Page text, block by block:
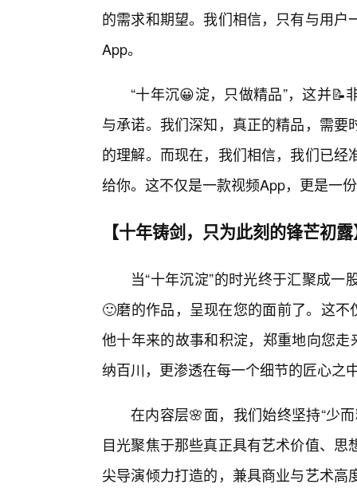
的需求和期望。我们相信，只有与用
App。
“十年沉😀淀，只做精品”，这并
与承诺。我们深知，真正的精品，需
的理解。而现在，我们相信，我们已
给你。这不仅是一款视频App，更是一
【十年铸剑，只为此刻的锋芒初
当“十年沉淀”的时光终于汇聚成
🙂磨的作品，呈现在您的面前了。这
他十年来的故事和积淀，郑重地向您
纳百川，更渗透在每一个细节的匠心之
在内容层🌸面，我们始终坚持“少
目光聚焦于那些真正具有艺术价值、
尖导演倾力打造的，兼具商业与艺术